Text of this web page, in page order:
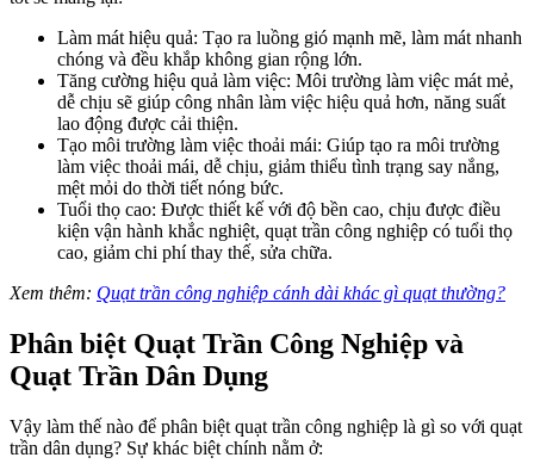
Làm mát hiệu quả: Tạo ra luồng gió mạnh mẽ, làm mát nhanh
chóng và đều khắp không gian rộng lớn.
Tăng cường hiệu quả làm việc: Môi trường làm việc mát mẻ,
dễ chịu sẽ giúp công nhân làm việc hiệu quả hơn, năng suất
lao động được cải thiện.
Tạo môi trường làm việc thoải mái: Giúp tạo ra môi trường
làm việc thoải mái, dễ chịu, giảm thiểu tình trạng say nắng,
mệt mỏi do thời tiết nóng bức.
Tuổi thọ cao: Được thiết kế với độ bền cao, chịu được điều
kiện vận hành khắc nghiệt, quạt trần công nghiệp có tuổi thọ
cao, giảm chi phí thay thế, sửa chữa.
Xem thêm: Quạt trần công nghiệp cánh dài khác gì quạt thường?
Phân biệt Quạt Trần Công Nghiệp và
Quạt Trần Dân Dụng
Vậy làm thế nào để phân biệt quạt trần công nghiệp là gì so với quạt
trần dân dụng? Sự khác biệt chính nằm ở: